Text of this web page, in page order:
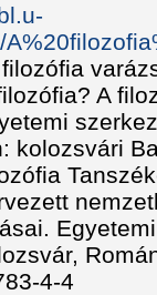
A
kolozsvári
4-4